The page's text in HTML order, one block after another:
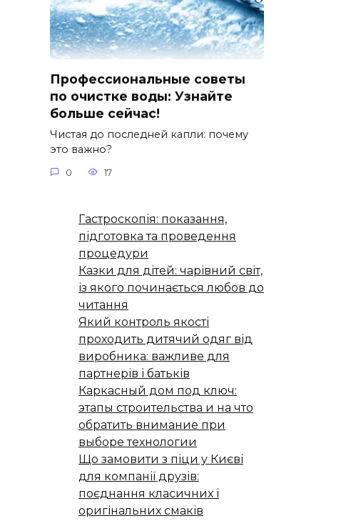
Профессиональные советы
по очистке воды: Узнайте
больше сейчас!
Чистая до последней капли: почему
это важно?
0 17
Гастроскопія: показання,
підготовка та проведення
процедури
Казки для дітей: чарівний світ,
із якого починається любов до
читання
Який контроль якості
проходить дитячий одяг від
виробника: важливе для
партнерів і батьків
Каркасный дом под ключ:
этапы строительства и на что
обратить внимание при
выборе технологии
Що замовити з піци у Києві
для компанії друзів:
поєднання класичних і
оригінальних смаків